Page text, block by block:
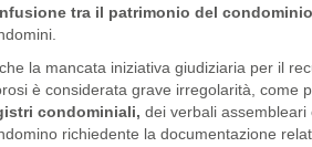
tra il patrimonio del condominio
la mancata iniziativa giudiziaria per il
è considerata grave irregolarità, come
condominiali, dei verbali assembleari
richiedente la documentazione